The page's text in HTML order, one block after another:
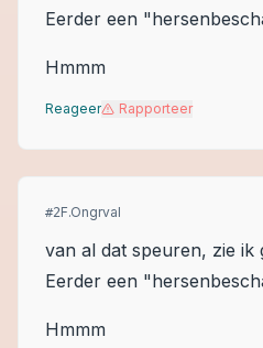
Eerder een
Hmmm
Reageer Rapporteer
#2F.Ongrval
van al dat speuren, zie ik
Eerder een
Hmmm